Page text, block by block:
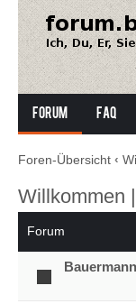
Forum FAQ
Foren-Übersicht ‹
Willkommen
Forum